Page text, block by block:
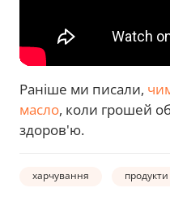
Раніше ми писали,
масло, коли грошей
здоров'ю.
харчування продукти